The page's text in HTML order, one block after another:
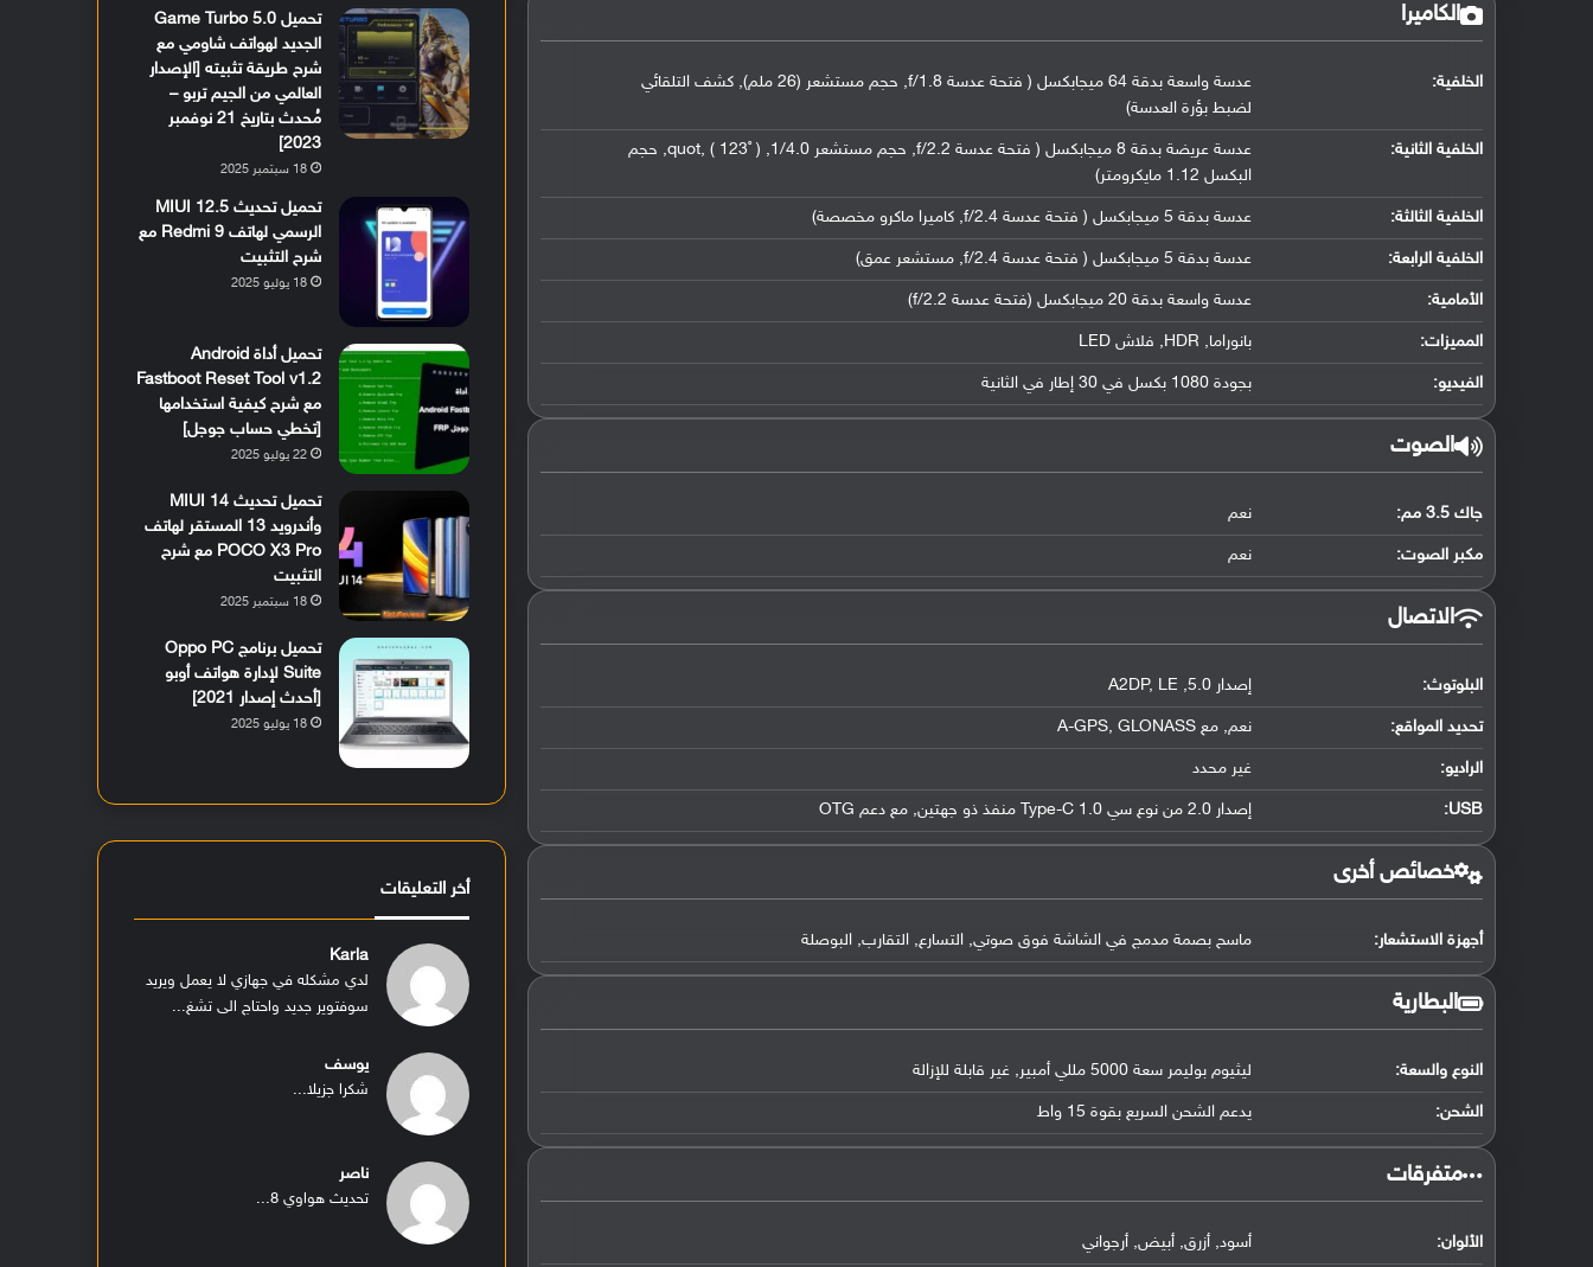
الكاميرا
الخلفية: عدسة واسعة بدقة 64 ميجابكسل ( فتحة عدسة f/1.8 , حجم مستشعر (26 ملم) ,كشف التلقائي
لضبط بؤرة العدسة)
الخلفية الثانية: عدسة عريضة بدقة 8 ميجابكسل ( فتحة عدسة f/2.2 , حجم مستشعر 1/4.0 ,
quot, ( 123˚ )
, حجم
البكسل 1.12 مايكرومتر)
الخلفية الثالثة: عدسة بدقة 5 ميجابكسل ( فتحة عدسة f/2.4 ,كاميرا ماكرو مخصصة)
الخلفية الرابعة: عدسة بدقة 5 ميجابكسل ( فتحة عدسة f/2.4 ,مستشعر عمق)
الأمامية: عدسة واسعة بدقة 20 ميجابكسل (فتحة عدسة f/2.2)
المميزات: بانوراما,
HDR
, فلاش LED
الفيديو: بجودة 1080 بكسل في 30 إطار في الثانية
الصوت
جاك 3.5 مم: نعم
مكبر الصوت: نعم
الاتصال
البلوتوث: إصدار 5.0 ,
A2DP, LE
تحديد المواقع: نعم,مع A-GPS , GLONASS
الراديو: غير محدد
USB
: إصدار 2.0 من نوع سي Type-C 1.0 منفذ ذو جهتين ,مع دعم OTG
خصائص أخرى
أجهزة الاستشعار: ماسح بصمة مدمج في الشاشة فوق صوتي,التسارع,التقارب,البوصلة
البطارية
النوع والسعة: ليثيوم بوليمر سعة 5000 مللي أمبير ,غير قابلة للإزالة
الشحن: يدعم الشحن السريع بقوة 15 واط
متفرقات
الألوان: أسود,أزرق,أبيض,أرجواني
تحميل Game Turbo 5.0
الجديد لهواتف شاومي مع
شرح طريقة تثبيته [الإصدار
العالمي من الجيم تربو –
مُحدث بتاريخ 21 نوفمبر
2023]
18 سبتمبر 2025
تحميل تحديث MIUI 12.5
الرسمي لهاتف Redmi 9 مع
شرح التثبيت
18 يوليو 2025
تحميل أداة Android
Fastboot Reset Tool v1.2
مع شرح كيفية استخدامها
[تخطي حساب جوجل]
22 يوليو 2025
تحميل تحديث MIUI 14
وأندرويد 13 المستقر لهاتف
POCO X3 Pro مع شرح
التثبيت
18 سبتمبر 2025
تحميل برنامج Oppo PC
Suite لإدارة هواتف أوبو
[أحدث إصدار 2021]
18 يوليو 2025
أخر التعليقات
Karla
لدي مشكله في جهازي لا يعمل ويريد
سوفتوير جديد واحتاج الى تشغ...
يوسف
شكرا جزيلا...
ناصر
تحديث هواوي 8...